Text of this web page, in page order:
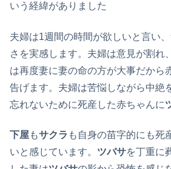
いう経緯がありました
夫婦は1週間の時間が欲しいと言い、
さを実感します。夫婦は意見が割れ、
は再度妻に妻の命の方が大事だから
告げます。夫婦は苦悩しながら中絶
忘れないために死産した赤ちゃんに
下屋もサクラ も自身の苗字的にも死
いと感じています。 ツバサを丁重に